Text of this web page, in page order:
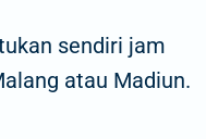
sendiri jam
atau Madiun.